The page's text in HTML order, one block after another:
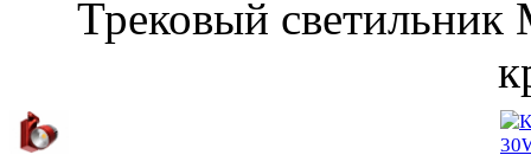
Трековый светильник